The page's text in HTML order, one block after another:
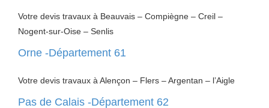
Votre devis travaux à Beauvais – Compiègne – Creil –
Nogent-sur-Oise – Senlis
Orne -Département 61
Votre devis travaux à Alençon – Flers – Argentan – l’Aigle
Pas de Calais -Département 62